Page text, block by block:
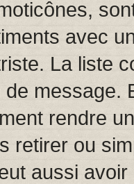
avec
La liste
message.
rendre
retirer ou
aussi